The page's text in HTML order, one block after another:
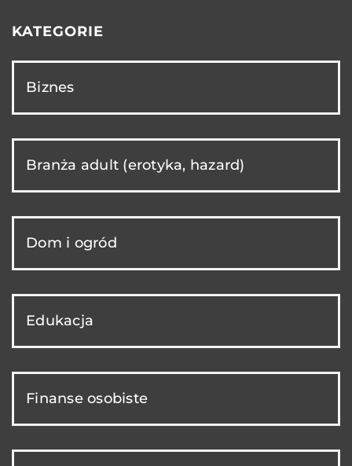
KATEGORIE
Biznes
Branża adult (erotyka, hazard)
Dom i ogród
Edukacja
Finanse osobiste